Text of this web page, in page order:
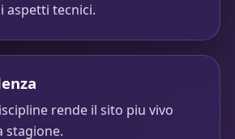
aspetti tecnici.
rende il sito piu vivo
stagione.